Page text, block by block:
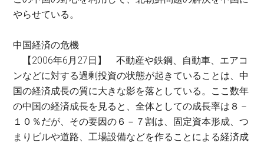
やらせている。
中国経済の危機
【2006年6月27日】 不動産や鉄鋼、自動車、エアコ
ンなどに対する過剰投資の状態が起きていることは、中
国の経済成長の質に大きな影を落としている。ここ数年
の中国の経済成長を見ると、全体としての成長率は８－
１０％だが、その要因の６－７割は、固定資本形成、つ
まりビルや道路、工場設備などを作ることによる経済成